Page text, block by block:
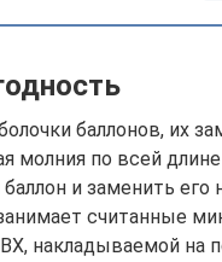
баллонов, их
молния по всей
и заменить
считанные
накладываемой на